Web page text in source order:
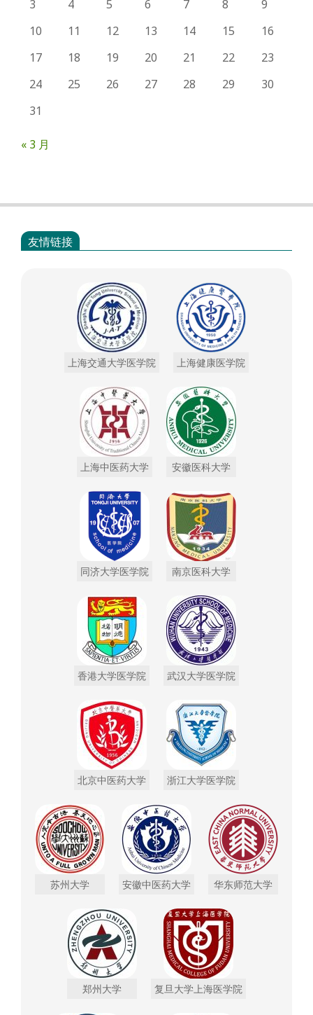
3 4 5 6 7 8
9
10
11 12 13 14 15
16
17
18 19 20 21 22
23
24
25 26 27 28 29
30
31
« 3 月
友情链接
上海交通大学医学院 上海健康医学院
上海中医药大学 安徽医科大学
同济大学医学院 南京医科大学
香港大学医学院 武汉大学医学院
北京中医药大学 浙江大学医学院
苏州大学 安徽中医药大学 华东师范大学
郑州大学 复旦大学上海医学院